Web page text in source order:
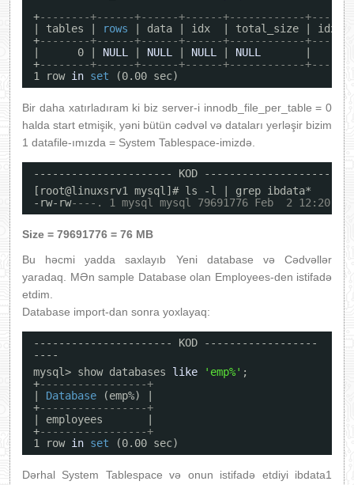
+--------+------+------+------+------------
| tables |
rows
| data | idx  | total_size |
+--------+------+------+------+------------
|      0 | NULL NULL NULL NULL
+--------+------+------+------+------------
1 row in set (0.00 sec)
Bir daha xatırladıram ki biz server-i innodb_file_per_table = 0
halda start etmişik, yəni bütün cədvəl və dataları yerləşir bizim
1 datafile-ımızda = System Tablespace-imizdə.
---------------------- KOD ----------------------
[root@linuxsrv1 mysql]# ls -l | grep ibdata*
-rw-rw----. 1 mysql mysql 79691776 Feb  2 12:20
Size = 79691776 = 76 MB
Bu həcmi yadda saxlayıb Yeni database və Cədvəllər
yaradaq. MƏn sample Database olan Employees-den istifadə
etdim.
Database import-dan sonra yoxlayaq:
---------------------- KOD ------------------
----
mysql> show databases like 'emp%' ;
+-----------------+
Database
(emp%) |
+-----------------+
| employees       |
+-----------------+
1 row in set (0.00 sec)
Dərhal System Tablespace və onun istifadə etdiyi ibdata1